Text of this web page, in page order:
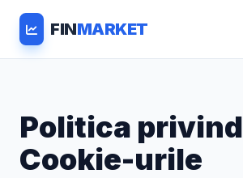
FINMARKET
Politica privind
Cookie-urile